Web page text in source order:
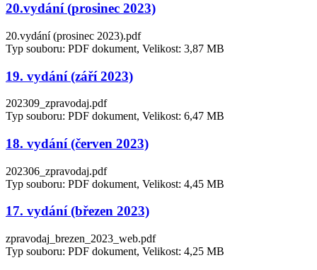
20.vydání (prosinec 2023)
20.vydání (prosinec 2023).pdf
Typ souboru: PDF dokument, Velikost: 3,87 MB
19. vydání (září 2023)
202309_zpravodaj.pdf
Typ souboru: PDF dokument, Velikost: 6,47 MB
18. vydání (červen 2023)
202306_zpravodaj.pdf
Typ souboru: PDF dokument, Velikost: 4,45 MB
17. vydání (březen 2023)
zpravodaj_brezen_2023_web.pdf
Typ souboru: PDF dokument, Velikost: 4,25 MB